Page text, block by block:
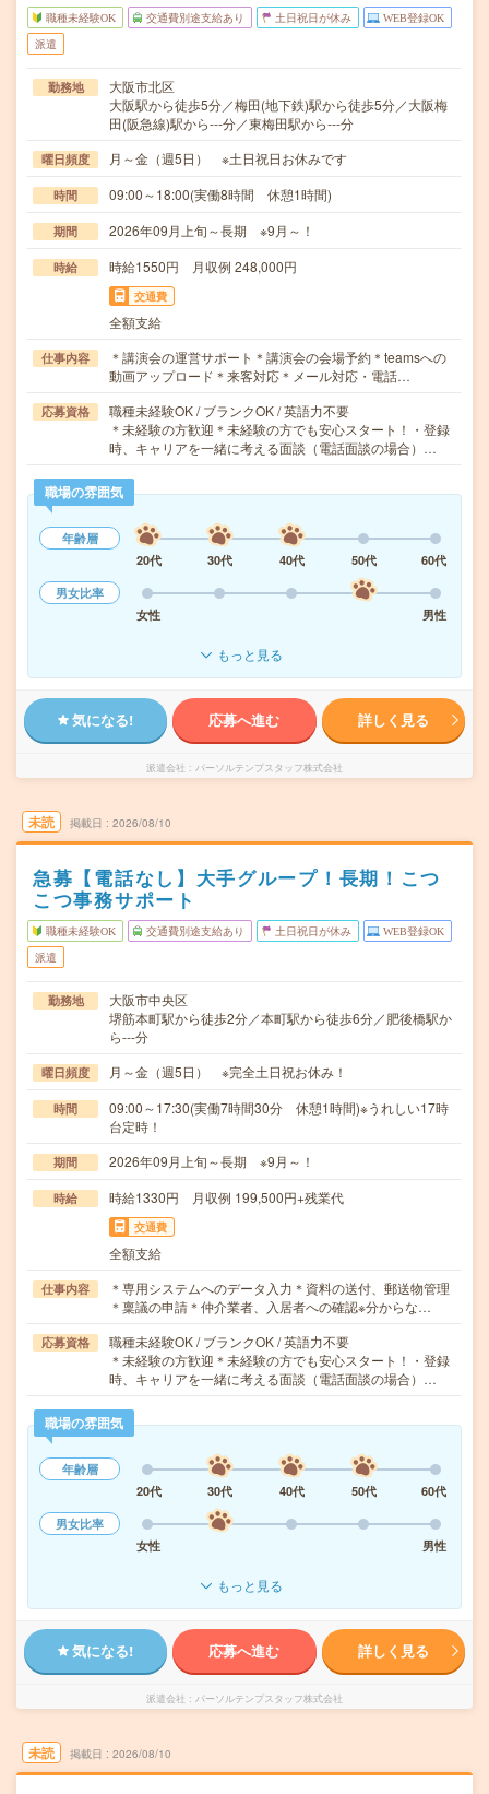
職種未経験OK 交通費別途支給あり 土日祝日が休み WEB登録OK
派遣
勤務地
大阪市北区
大阪駅から徒歩5分／梅田(地下鉄)駅から徒歩5分／大阪梅
田(阪急線)駅から---分／東梅田駅から---分
曜日頻度 月～金（週5日） ※土日祝日お休みです
時間 09:00～18:00(実働8時間 休憩1時間)
期間 2026年09月上旬～長期 ※9月～！
時給 時給1550円 月収例 248,000円
交通費
全額支給
仕事内容
＊講演会の運営サポート＊講演会の会場予約＊teamsへの
動画アップロード＊来客対応＊メール対応・電話…
応募資格
職種未経験OK / ブランクOK / 英語力不要
＊未経験の方歓迎＊未経験の方でも安心スタート！・登録
時、キャリアを一緒に考える面談（電話面談の場合）…
職場の雰囲気
年齢層
20代
30代 40代 50代
60代
男女比率
女性
男性
もっと見る
気になる! 応募へ進む 詳しく見る
派遣会社 パーソルテンプスタッフ株式会社
未読 掲載日 2026/08/10
急募【電話なし】大手グループ！長期！こつ
こつ事務サポート
職種未経験OK 交通費別途支給あり 土日祝日が休み WEB登録OK
派遣
勤務地
大阪市中央区
堺筋本町駅から徒歩2分／本町駅から徒歩6分／肥後橋駅か
ら---分
曜日頻度 月～金（週5日） ※完全土日祝お休み！
時間
09:00～17:30(実働7時間30分 休憩1時間)※うれしい17時
台定時！
期間 2026年09月上旬～長期 ※9月～！
時給 時給1330円 月収例 199,500円+残業代
交通費
全額支給
仕事内容
＊専用システムへのデータ入力＊資料の送付、郵送物管理
＊稟議の申請＊仲介業者、入居者への確認※分からな…
応募資格
職種未経験OK / ブランクOK / 英語力不要
＊未経験の方歓迎＊未経験の方でも安心スタート！・登録
時、キャリアを一緒に考える面談（電話面談の場合）…
職場の雰囲気
年齢層
20代
30代 40代 50代
60代
男女比率
女性
男性
もっと見る
気になる! 応募へ進む 詳しく見る
派遣会社 パーソルテンプスタッフ株式会社
未読 掲載日 2026/08/10